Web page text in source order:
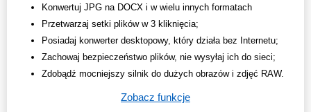
Konwertuj JPG na DOCX i w wielu innych formatach
Przetwarzaj setki plików w 3 kliknięcia;
Posiadaj konwerter desktopowy, który działa bez Internetu;
Zachowaj bezpieczeństwo plików, nie wysyłaj ich do sieci;
Zdobądź mocniejszy silnik do dużych obrazów i zdjęć RAW.
Zobacz funkcje